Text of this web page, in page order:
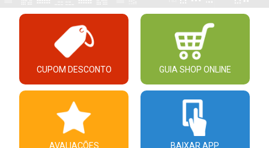
CUPOM DESCONTO GUIA SHOP ONLINE
AVALIAÇÕES BAIXAR APP